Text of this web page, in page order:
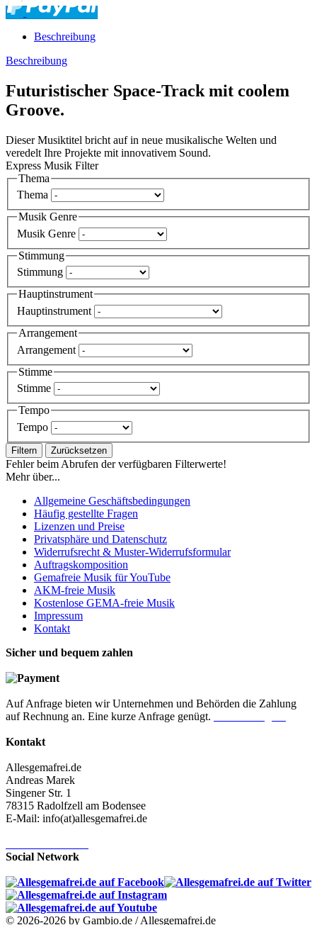
Beschreibung
Beschreibung
Futuristischer Space-Track mit coolem
Groove.
Dieser Musiktitel bricht auf in neue musikalische Welten und
veredelt Ihre Projekte mit innovativem Sound.
Express Musik Filter
Thema
Thema
Musik Genre
Musik Genre
Stimmung
Stimmung
Hauptinstrument
Hauptinstrument
Arrangement
Arrangement
Stimme
Stimme
Tempo
Tempo
Filtern Zurücksetzen
Fehler beim Abrufen der verfügbaren Filterwerte!
Mehr über...
Allgemeine Geschäftsbedingungen
Häufig gestellte Fragen
Lizenzen und Preise
Privatsphäre und Datenschutz
Widerrufsrecht & Muster-Widerrufsformular
Auftragskomposition
Gemafreie Musik für YouTube
AKM-freie Musik
Kostenlose GEMA-freie Musik
Impressum
Kontakt
Sicher und bequem zahlen
Auf Anfrage bieten wir Unternehmen und Behörden die Zahlung
auf Rechnung an. Eine kurze Anfrage genügt.
Kontakt
Allesgemafrei.de
Andreas Marek
Singener Str. 1
78315 Radolfzell am Bodensee
E-Mail: info(at)allesgemafrei.de
Social Network
© 2026-2026 by Gambio.de / Allesgemafrei.de